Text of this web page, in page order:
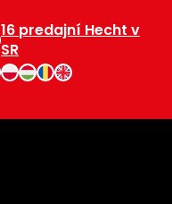
16 predajní Hecht v
SR